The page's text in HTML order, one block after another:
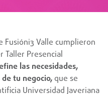
Fusióni3 Valle cumplieron
Taller Presencial
las necesidades,
tu negocio, que se
Universidad Javeriana